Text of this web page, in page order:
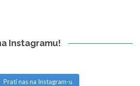
Instagramu!
Prati nas na Instagram-u